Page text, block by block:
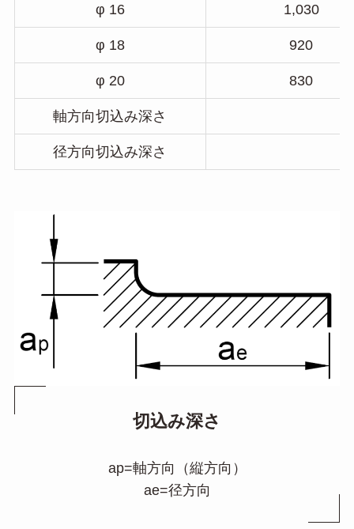
φ 16 1,030
φ 18 920
φ 20 830
軸方向切込み深さ
径方向切込み深さ
切込み深さ
ap=軸方向（縦方向）
ae=径方向